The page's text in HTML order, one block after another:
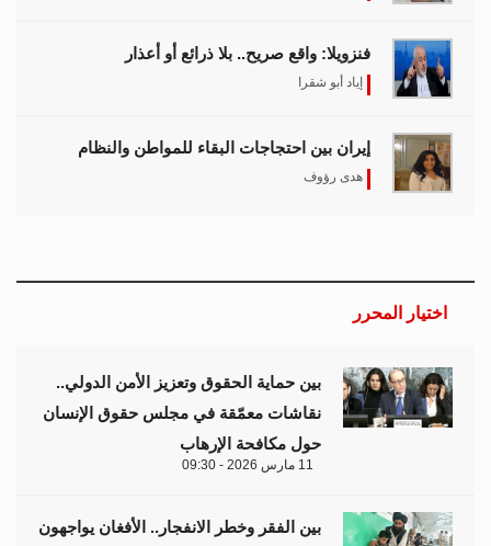
فنزويلا: واقع صريح.. بلا ذرائع أو أعذار
إياد أبو شقرا
إيران بين احتجاجات البقاء للمواطن والنظام
هدى رؤوف
اختيار المحرر
بين حماية الحقوق وتعزيز الأمن الدولي..
نقاشات معمّقة في مجلس حقوق الإنسان
حول مكافحة الإرهاب
11 مارس 2026 - 09:30
بين الفقر وخطر الانفجار.. الأفغان يواجهون